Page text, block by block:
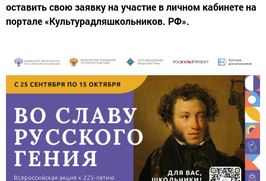
оставить свою заявку на участие в личном кабинете на
портале «Культурадляшкольников. РФ».